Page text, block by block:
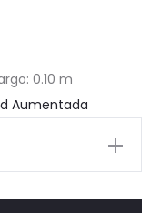
0.10 m
Aumentada